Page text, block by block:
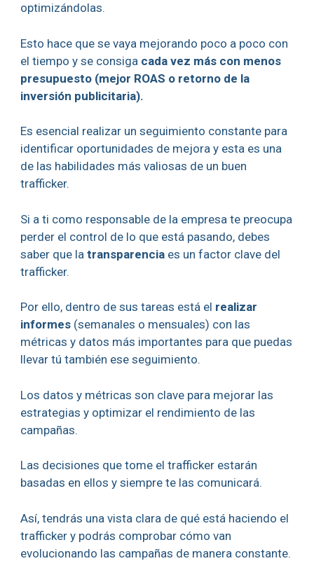
optimizándolas.
Esto hace que se vaya mejorando poco a poco con
el tiempo y se consiga cada vez más con menos
presupuesto (mejor ROAS o retorno de la
inversión publicitaria).
Es esencial realizar un seguimiento constante para
identificar oportunidades de mejora y esta es una
de las habilidades más valiosas de un buen
trafficker.
Si a ti como responsable de la empresa te preocupa
perder el control de lo que está pasando, debes
saber que la transparenciaes un factor clave del
trafficker.
Por ello, dentro de sus tareas está el realizar
informes(semanales o mensuales) con las
métricas y datos más importantes para que puedas
llevar tú también ese seguimiento.
Los datos y métricas son clave para mejorar las
estrategias y optimizar el rendimiento de las
campañas.
Las decisiones que tome el trafficker estarán
basadas en ellos y siempre te las comunicará.
Así, tendrás una vista clara de qué está haciendo el
trafficker y podrás comprobar cómo van
evolucionando las campañas de manera constante.